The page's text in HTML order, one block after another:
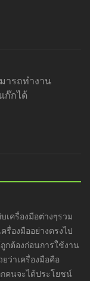
ารถทำงาน
ก๊กได้
เครื่องมือต่างๆรวม
รื่องมืออย่างตรงไป
กต้องก่อนการใช้งาน
ว่าเครื่องมือคือ
คนจะได้ประโยชน์